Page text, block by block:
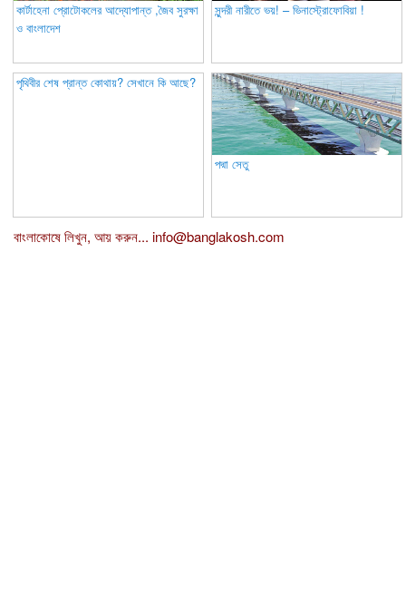
কার্টাহেনা প্রোটোকলের আদ্যোপান্ত ,জৈব সুরক্ষা
ও বাংলাদেশ
সুন্দরী নারীতে ভয়! – ভিনাস্ট্রোফোবিয়া !
পৃথিবীর শেষ প্রান্ত কোথায়? সেখানে কি আছে?
পদ্মা সেতু
বাংলাকোষে লিখুন, আয় করুন... info@banglakosh.com